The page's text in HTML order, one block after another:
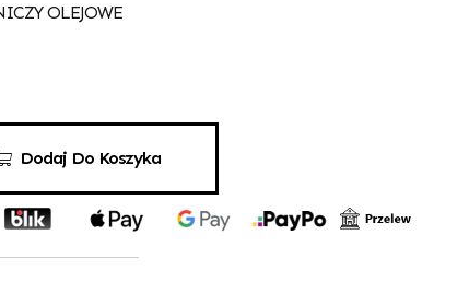
OLEJOWE
Dodaj Do Koszyka